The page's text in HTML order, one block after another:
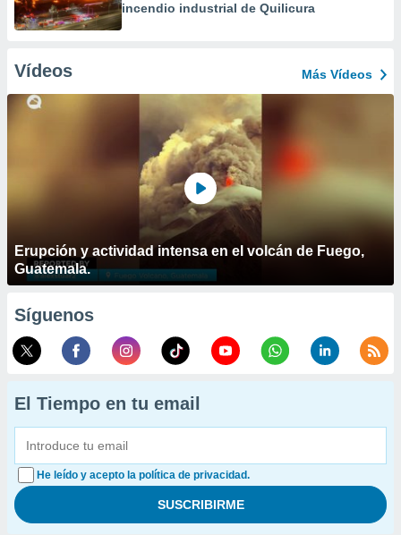
incendio industrial de Quilicura
Vídeos Más Vídeos
Erupción y actividad intensa en el volcán de Fuego,
Guatemala.
Síguenos
El Tiempo en tu email
He leído y acepto la política de privacidad.